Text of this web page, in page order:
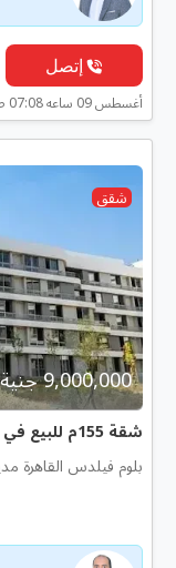
إتصل
أغسطس 09 ساعه 07:08 ص
شقق
9,000,000 جنية مصرى
شقة 155م للبيع في بلومفيلدز مستقبل سيتي
بلوم فيلدس القاهرة